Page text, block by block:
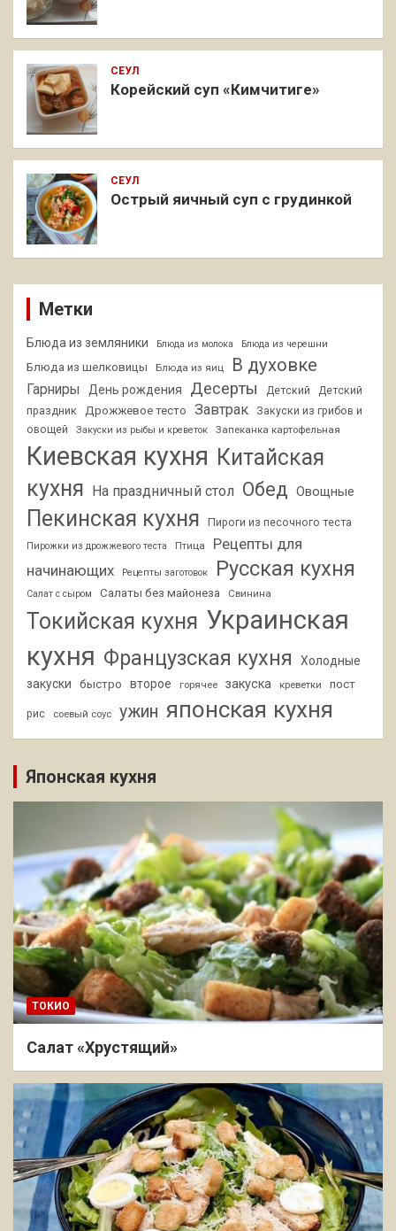
СЕУЛ
Корейский суп «Кимчитиге»
СЕУЛ
Острый яичный суп с грудинкой
Метки
Блюда из земляники Блюда из молока Блюда из черешни
Блюда из шелковицы Блюда из яиц В духовке
Гарниры День рождения Десерты Детский
Детский
праздник
Дрожжевое тесто Завтрак
Закуски из грибов и
овощей
Закуски из рыбы и креветок Запеканка картофельная
Киевская кухня Китайская
кухня
На праздничный стол Обед Овощные
Пекинская кухня Пироги из песочного теста
Пирожки из дрожжевого теста Птица
Рецепты для
начинающих
Рецепты заготовок Русская кухня
Салат с сыром Салаты без майонеза Свинина
Токийская кухня Украинская
кухня Французская кухня
Холодные
закуски
быстро второе горячее закуска креветки пост
рис соевый соус ужин японская кухня
Японская кухня
ТОКИО
Салат «Хрустящий»